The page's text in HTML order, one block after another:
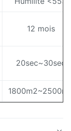
12 mois
20sec~30sec